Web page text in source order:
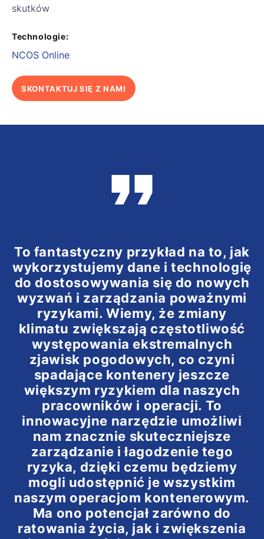
skutków
Technologie:
NCOS Online
SKONTAKTUJ SIĘ Z NAMI
To fantastyczny przykład na to, jak
wykorzystujemy dane i technologię
do dostosowywania się do nowych
wyzwań i zarządzania poważnymi
ryzykami. Wiemy, że zmiany
klimatu zwiększają częstotliwość
występowania ekstremalnych
zjawisk pogodowych, co czyni
spadające kontenery jeszcze
większym ryzykiem dla naszych
pracowników i operacji. To
innowacyjne narzędzie umożliwi
nam znacznie skuteczniejsze
zarządzanie i łagodzenie tego
ryzyka, dzięki czemu będziemy
mogli udostępnić je wszystkim
naszym operacjom kontenerowym.
Ma ono potencjał zarówno do
ratowania życia, jak i zwiększenia